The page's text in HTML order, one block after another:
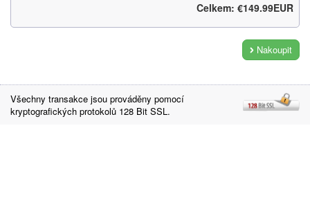
Celkem: €149.99EUR
Nakoupit
Všechny transakce jsou prováděny pomocí
kryptografických protokolů 128 Bit SSL.